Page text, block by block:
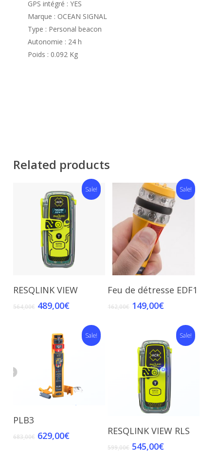
GPS intégré : YES
Marque : OCEAN SIGNAL
Type : Personal beacon
Autonomie : 24 h
Poids : 0.092 Kg
Related products
Sale!
Add To Cart
RESQLINK VIEW
564,00€ 489,00€
Sale!
Add To Cart
Feu de détresse EDF1
162,00€ 149,00€
Sale!
PLB3
683,00€ 629,00€
Sale!
Add To Cart
RESQLINK VIEW RLS
599,00€ 545,00€